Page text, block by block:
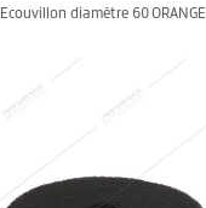
Ecouvillon diamètre 60 ORANGE